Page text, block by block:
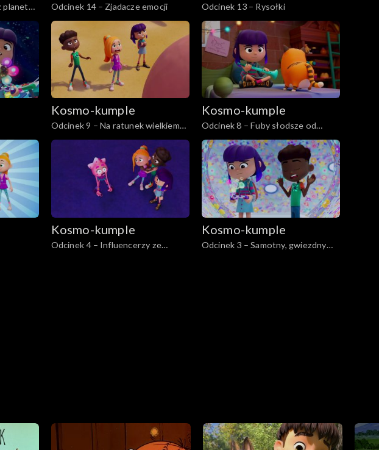
planety
Odcinek 14 – Zjadacze emocji Odcinek 13 – Rysołki
Kosmo-kumple
Odcinek 9 – Na ratunek wielkiemu
bobo
Kosmo-kumple
Odcinek 8 – Fuby słodsze od
cukierków
Kosmo-kumple
Odcinek 4 – Influencerzy ze
Kosmo-kumple
Odcinek 3 – Samotny, gwiezdny